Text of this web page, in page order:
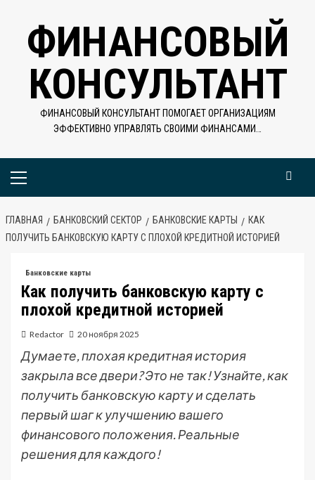
содержимому
ФИНАНСОВЫЙ
КОНСУЛЬТАНТ
ФИНАНСОВЫЙ КОНСУЛЬТАНТ ПОМОГАЕТ ОРГАНИЗАЦИЯМ
ЭФФЕКТИВНО УПРАВЛЯТЬ СВОИМИ ФИНАНСАМИ…
Основное
ГЛАВНАЯ БАНКОВСКИЙ СЕКТОР БАНКОВСКИЕ КАРТЫ
КАК
ПОЛУЧИТЬ БАНКОВСКУЮ КАРТУ С ПЛОХОЙ КРЕДИТНОЙ ИСТОРИЕЙ
Банковские карты
Как получить банковскую карту с
плохой кредитной историей
Redactor 20 ноября 2025
Думаете, плохая кредитная история
закрыла все двери? Это не так! Узнайте, как
получить банковскую карту и сделать
первый шаг к улучшению вашего
финансового положения. Реальные
решения для каждого!